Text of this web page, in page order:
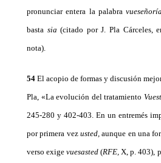
pronunciar entera la palabravueseñoría
basta sia(citado por J. Pla Cárceles,
nota).
54 El acopio de formas y discusión
Pla, «La evolución del tratamiento
245-280 y 402-403. En un entremés
por primera vez usted,aunque en una
verso exigevuesasted(RFE,X, p. 403),